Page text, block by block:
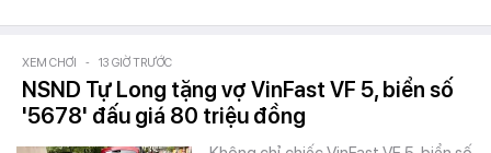
XEM CHƠI - 13 GIỜ TRƯỚC
NSND Tự Long tặng vợ VinFast VF 5, biển số
'5678' đấu giá 80 triệu đồng